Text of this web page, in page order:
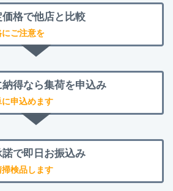
格で他店と比較
ご注意を
得なら集荷を申込み
申込めます
諾で即日お振込み
検品します